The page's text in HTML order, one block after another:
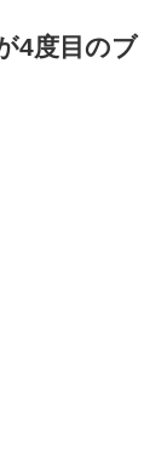
4度目のブ